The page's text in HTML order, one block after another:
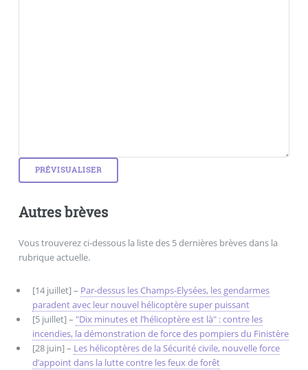
Autres brèves
Vous trouverez ci-dessous la liste des 5 dernières brèves dans la
rubrique actuelle.
[14 juillet] – Par-dessus les Champs-Elysées, les gendarmes
paradent avec leur nouvel hélicoptère super puissant
[5 juillet] – "Dix minutes et l’hélicoptère est là" : contre les
incendies, la démonstration de force des pompiers du Finistère
[28 juin] – Les hélicoptères de la Sécurité civile, nouvelle force
d’appoint dans la lutte contre les feux de forêt